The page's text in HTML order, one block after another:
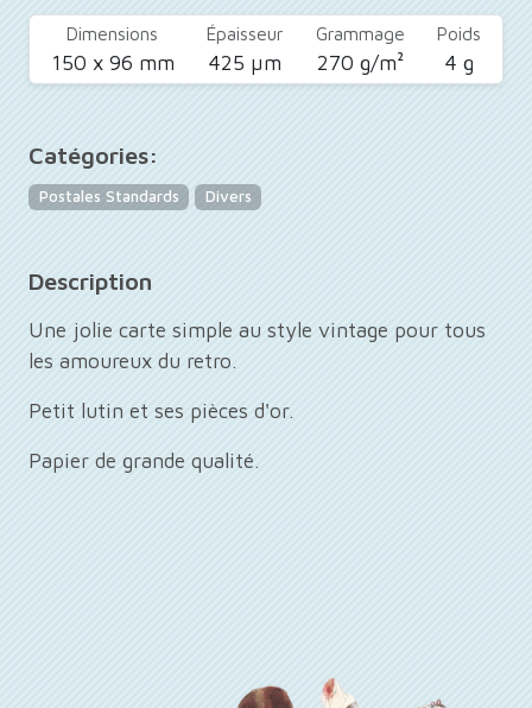
Dimensions
150 x 96 mm
Épaisseur
425 µm
Grammage
270 g/m²
Poids
4 g
Catégories:
Postales Standards Divers
Description
Une jolie carte simple au style vintage pour tous
les amoureux du retro.
Petit lutin et ses pièces d'or.
Papier de grande qualité.